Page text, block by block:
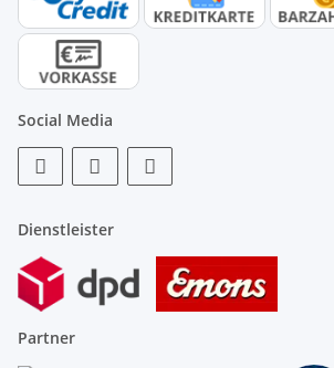
Social Media
Dienstleister
Partner